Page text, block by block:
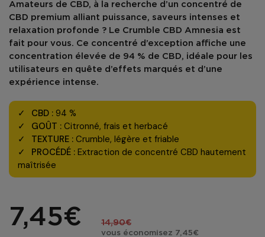
Amateurs de CBD, à la recherche d’un concentré de
CBD premium alliant puissance, saveurs intenses et
relaxation profonde ? Le Crumble CBD Amnesia est
fait pour vous. Ce concentré d’exception affiche une
concentration élevée de 94 % de CBD, idéale pour les
utilisateurs en quête d’effets marqués et d’une
expérience intense.
CBD : 94 %
GOÛT : Citronné, frais et herbacé
TEXTURE : Crumble, légère et friable
PROCÉDÉ : Extraction de concentré CBD hautement
maîtrisée
7,45€ 14,90€
vous économisez 7,45€